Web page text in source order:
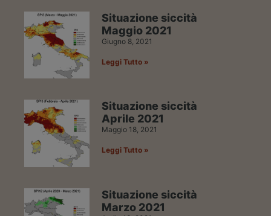
Situazione siccità
Maggio 2021
Giugno 8, 2021
Leggi Tutto »
Situazione siccità
Aprile 2021
Maggio 18, 2021
Leggi Tutto »
Situazione siccità
Marzo 2021